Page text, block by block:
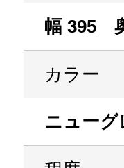
幅 395
カラー
ニューグ